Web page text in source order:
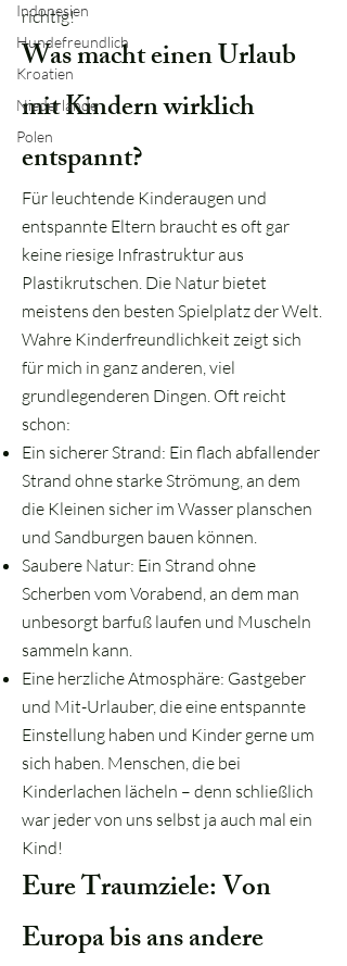
Indonesien
Hundefreundlich
Kroatien
Niederlande
Polen
richtig!
Was macht einen Urlaub
mit Kindern wirklich
entspannt?
Für leuchtende Kinderaugen und
entspannte Eltern braucht es oft gar
keine riesige Infrastruktur aus
Plastikrutschen. Die Natur bietet
meistens den besten Spielplatz der Welt.
Wahre Kinderfreundlichkeit zeigt sich
für mich in ganz anderen, viel
grundlegenderen Dingen. Oft reicht
schon:
Ein sicherer Strand: Ein flach abfallender
Strand ohne starke Strömung, an dem
die Kleinen sicher im Wasser planschen
und Sandburgen bauen können.
Saubere Natur: Ein Strand ohne
Scherben vom Vorabend, an dem man
unbesorgt barfuß laufen und Muscheln
sammeln kann.
Eine herzliche Atmosphäre: Gastgeber
und Mit-Urlauber, die eine entspannte
Einstellung haben und Kinder gerne um
sich haben. Menschen, die bei
Kinderlachen lächeln – denn schließlich
war jeder von uns selbst ja auch mal ein
Kind!
Eure Traumziele: Von
Europa bis ans andere